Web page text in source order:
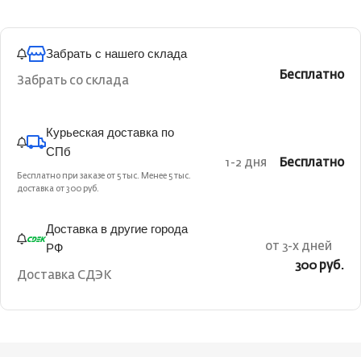
Забрать с нашего склада
Забрать со склада Бесплатно
Курьеская доставка по
СПб
Бесплатно при заказе от 5 тыс. Менее 5 тыс.
доставка от 300 руб.
1-2 дня Бесплатно
Доставка в другие города
РФ
Доставка СДЭК
от 3-х дней
300 руб.